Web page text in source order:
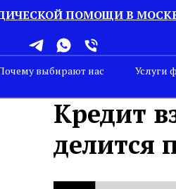
ПОМОЩИ В
выбирают нас Услуги
Кредит
делится